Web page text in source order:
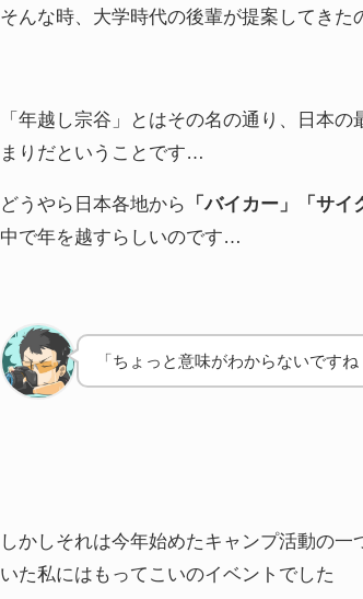
そんな時、大学時代の後輩が提案してきた
「年越し宗谷」とはその名の通り、日本の
まりだということです…
どうやら日本各地から 「バイカー」「サイ
中で年を越すらしいのです…
「ちょっと意味がわからないですね
しかしそれは今年始めたキャンプ活動の
いた私にはもってこいのイベントでした